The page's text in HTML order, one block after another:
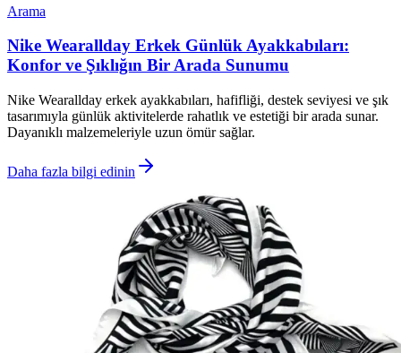
Arama
Nike Wearallday Erkek Günlük Ayakkabıları:
Konfor ve Şıklığın Bir Arada Sunumu
Nike Wearallday erkek ayakkabıları, hafifliği, destek seviyesi ve şık
tasarımıyla günlük aktivitelerde rahatlık ve estetiği bir arada sunar.
Dayanıklı malzemeleriyle uzun ömür sağlar.
Daha fazla bilgi edinin